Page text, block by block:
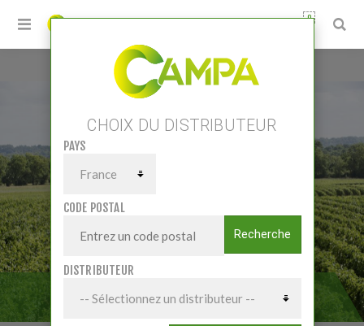
0
/ Petits matériels / Viti-Vinicole
VITI-VINICOLE
CHOIX DU DISTRIBUTEUR
PAYS
CODE POSTAL
Recherche
DISTRIBUTEUR